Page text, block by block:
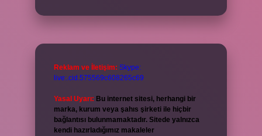
Reklam ve İletişim: Skype:
live:.cid.575569c608265c69
Yasal Uyarı: Bu internet sitesi, herhangi bir
marka, kurum veya şahıs şirketi ile hiçbir
bağlantısı bulunmamaktadır. Sitede yalnızca
kendi hazırladığımız makaleler